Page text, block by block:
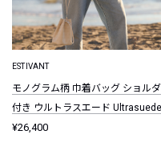
ESTIVANT
モノグラム柄 巾着バッグ ショル
付き ウルトラスエード Ultrasuede
¥26,400